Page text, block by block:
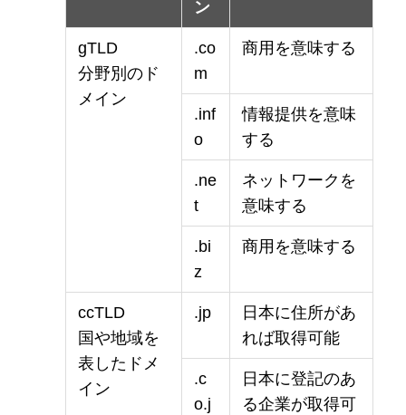
ン
gTLD
分野別のド
メイン
.co
m
商用を意味する
.inf
o
情報提供を意味
する
.ne
t
ネットワークを
意味する
.bi
z
商用を意味する
ccTLD
国や地域を
表したドメ
イン
.jp
日本に住所があ
れば取得可能
.c
o.j
日本に登記のあ
る企業が取得可